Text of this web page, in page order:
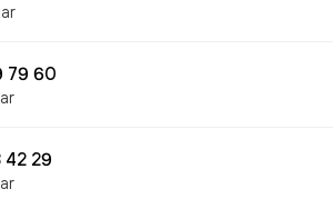
79 60
42 29